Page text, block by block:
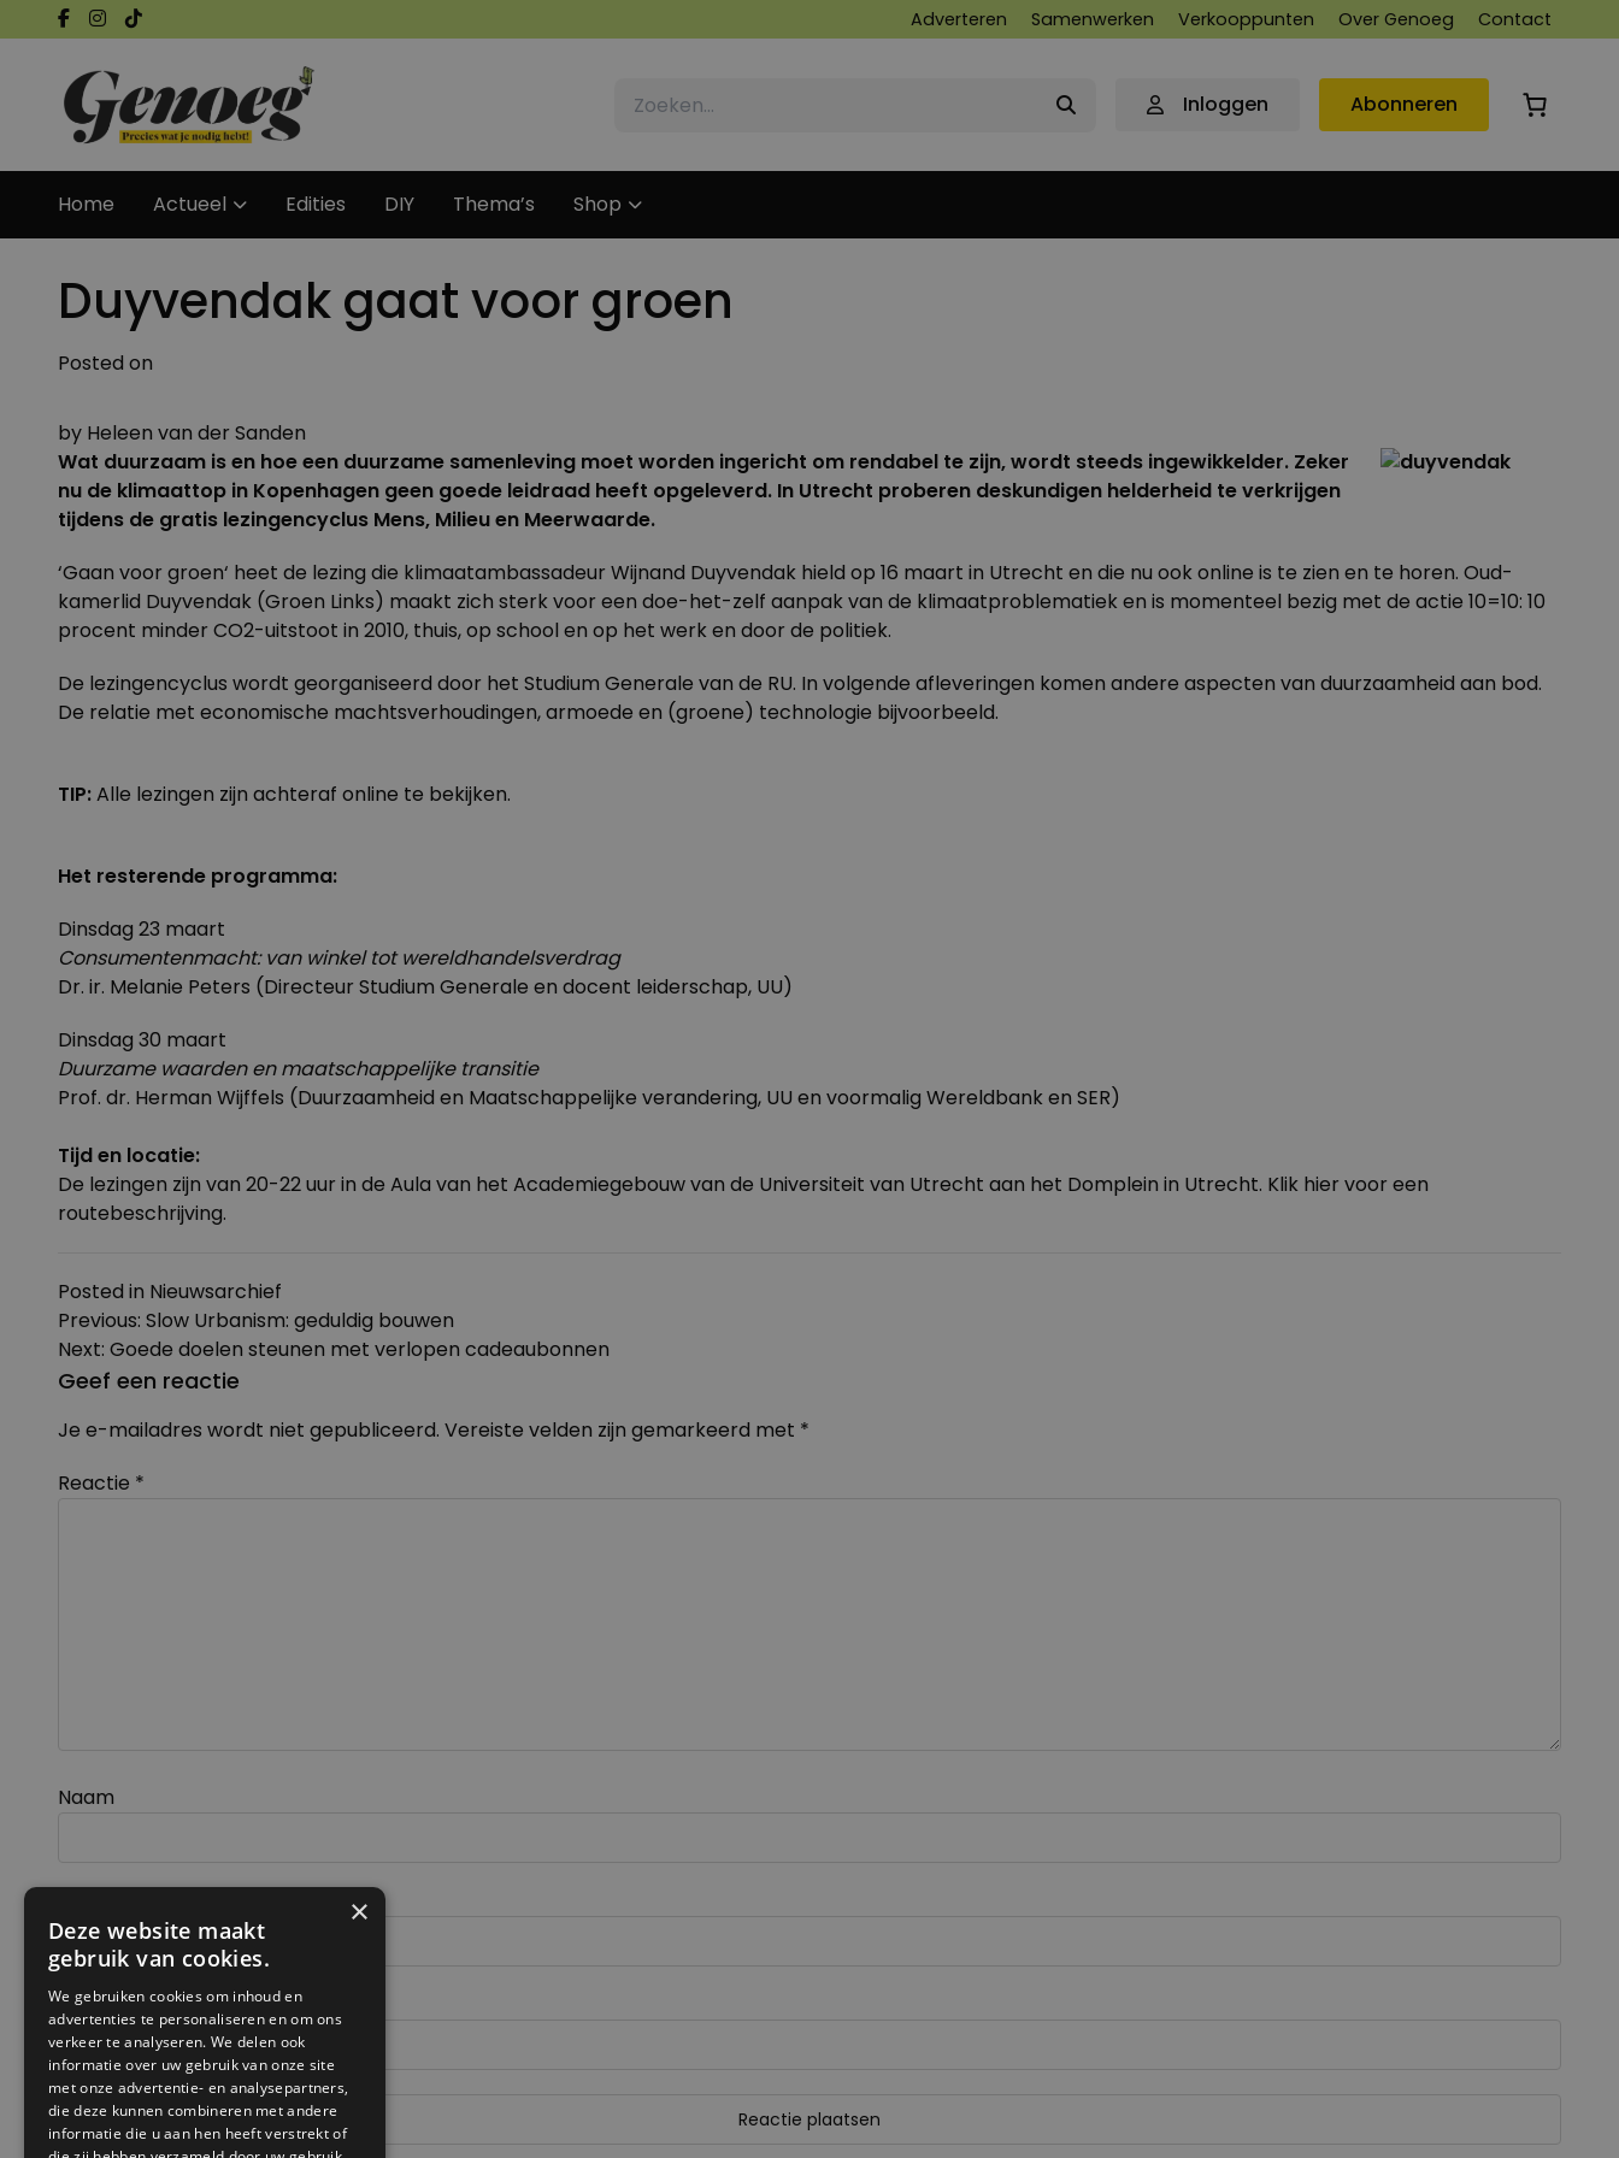
Adverteren Samenwerken Verkooppunten Over Genoeg Contact
Inloggen Abonneren
Home Actueel Edities DIY Thema’s Shop
Duyvendak gaat voor groen
Posted on
by Heleen van der Sanden
Wat duurzaam is en hoe een duurzame samenleving moet worden ingericht om rendabel te zijn, wordt steeds ingewikkelder. Zeker
nu de klimaattop in Kopenhagen geen goede leidraad heeft opgeleverd. In Utrecht proberen deskundigen helderheid te verkrijgen
tijdens de gratis lezingencyclus Mens, Milieu en Meerwaarde.
‘Gaan voor groen‘ heet de lezing die klimaatambassadeur Wijnand Duyvendak hield op 16 maart in Utrecht en die nu ook online is te zien en te horen. Oud-
kamerlid Duyvendak (Groen Links) maakt zich sterk voor een doe-het-zelf aanpak van de klimaatproblematiek en is momenteel bezig met de actie 10=10: 10
procent minder CO2-uitstoot in 2010, thuis, op school en op het werk en door de politiek.
De lezingencyclus wordt georganiseerd door het Studium Generale van de RU. In volgende afleveringen komen andere aspecten van duurzaamheid aan bod.
De relatie met economische machtsverhoudingen, armoede en (groene) technologie bijvoorbeeld.
TIP:Alle lezingen zijn achteraf online te bekijken.
Het resterende programma:
Dinsdag 23 maart
Consumentenmacht: van winkel tot wereldhandelsverdrag
Dr. ir. Melanie Peters (Directeur Studium Generale en docent leiderschap, UU)
Dinsdag 30 maart
Duurzame waarden en maatschappelijke transitie
Prof. dr. Herman Wijffels (Duurzaamheid en Maatschappelijke verandering, UU en voormalig Wereldbank en SER)
Tijd en locatie:
De lezingen zijn van 20-22 uur in de Aula van het Academiegebouw van de Universiteit van Utrecht aan het Domplein in Utrecht. Klik hier voor een
routebeschrijving.
Posted in Nieuwsarchief
Bericht
navigatie
Previous: Slow Urbanism: geduldig bouwen
Next: Goede doelen steunen met verlopen cadeaubonnen
Geef een reactie
Je e-mailadres wordt niet gepubliceerd. Vereiste velden zijn gemarkeerd met *
Reactie *
Naam
Site
×
Deze website maakt
gebruik van cookies.
We gebruiken cookies om inhoud en
advertenties te personaliseren en om ons
verkeer te analyseren. We delen ook
informatie over uw gebruik van onze site
met onze advertentie- en analysepartners,
die deze kunnen combineren met andere
informatie die u aan hen heeft verstrekt of